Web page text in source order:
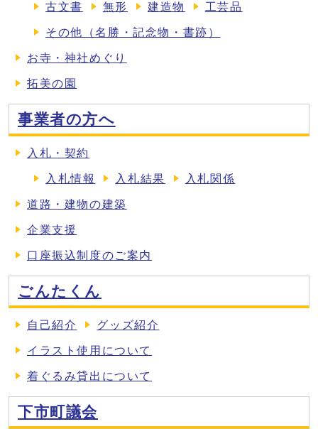
古文書 無形 建造物 工芸品
その他（名勝・記念物・書跡）
お寺・神社めぐり
拓美の園
事業者の方へ
入札・契約
入札情報 入札結果 入札関係
道路・建物の建築
企業支援
口座振込制度のご案内
ごんたくん
自己紹介 グッズ紹介
イラスト使用について
着ぐるみ貸出について
下市町議会